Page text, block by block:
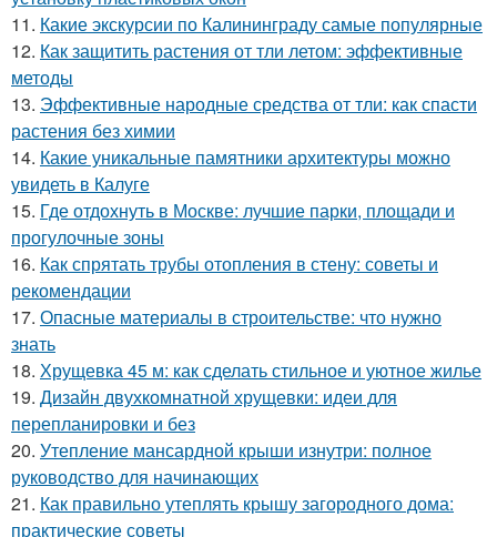
11. Какие экскурсии по Калининграду самые популярные
12. Как защитить растения от тли летом: эффективные
методы
13. Эффективные народные средства от тли: как спасти
растения без химии
14. Какие уникальные памятники архитектуры можно
увидеть в Калуге
15. Где отдохнуть в Москве: лучшие парки, площади и
прогулочные зоны
16. Как спрятать трубы отопления в стену: советы и
рекомендации
17. Опасные материалы в строительстве: что нужно
знать
18. Хрущевка 45 м: как сделать стильное и уютное жилье
19. Дизайн двухкомнатной хрущевки: идеи для
перепланировки и без
20. Утепление мансардной крыши изнутри: полное
руководство для начинающих
21. Как правильно утеплять крышу загородного дома:
практические советы